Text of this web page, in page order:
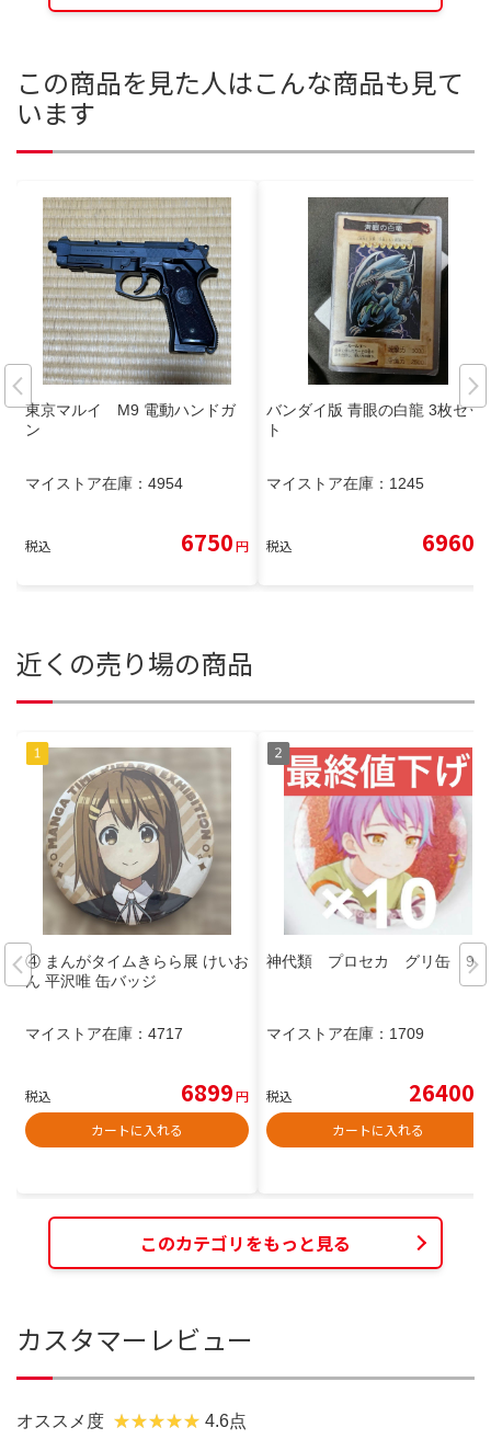
この商品を見た人はこんな商品も見て
います
東京マルイ M9 電動ハンドガ
ン
マイストア在庫： 4954
税込 6750円
バンダイ版 青眼の白龍 3枚セッ
ト
マイストア在庫： 1245
税込 6960
近くの売り場の商品
④ まんがタイムきらら展 けいお
ん 平沢唯 缶バッジ
マイストア在庫： 4717
税込 6899円
カートに入れる
神代類 プロセカ グリ缶 9B
マイストア在庫： 1709
税込 26400
カートに入れる
このカテゴリをもっと見る
カスタマーレビュー
オススメ度 4.6点